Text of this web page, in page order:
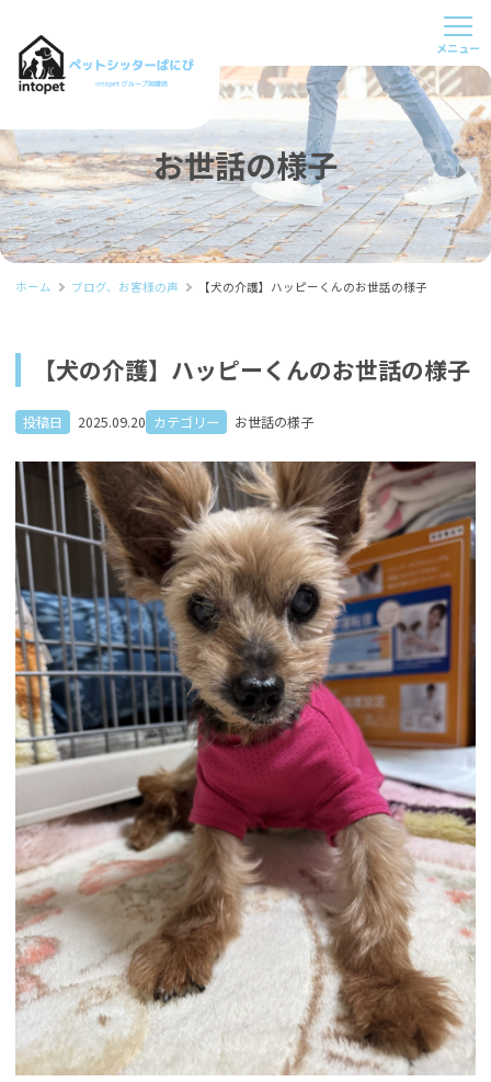
お世話の様子
ホーム ブログ、お客様の声 【犬の介護】ハッピーくんのお世話の様子
【犬の介護】ハッピーくんのお世話の様子
投稿日 2025.09.20 カテゴリー お世話の様子